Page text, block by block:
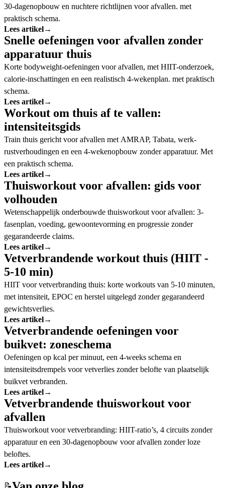
30-dagenopbouw en nuchtere richtlijnen voor afvallen. met
praktisch schema.
Lees artikel→
Snelle oefeningen voor afvallen zonder
apparatuur thuis
Korte bodyweight-oefeningen voor afvallen, met HIIT-onderzoek,
calorie-inschattingen en een realistisch 4-wekenplan. met praktisch
schema.
Lees artikel→
Workout om thuis af te vallen:
intensiteitsgids
Train thuis gericht voor afvallen met AMRAP, Tabata, werk-
rustverhoudingen en een 4-wekenopbouw zonder apparatuur. Met
een praktisch schema.
Lees artikel→
Thuisworkout voor afvallen: gids voor
volhouden
Wetenschappelijk onderbouwde thuisworkout voor afvallen: 3-
fasenplan, voeding, gewoontevorming en progressie zonder
gegarandeerde claims.
Lees artikel→
Vetverbrandende workout thuis (HIIT -
5-10 min)
HIIT voor vetverbranding thuis: korte workouts van 5-10 minuten,
met intensiteit, EPOC en herstel uitgelegd zonder gegarandeerd
gewichtsverlies.
Lees artikel→
Vetverbrandende oefeningen voor
buikvet: zoneschema
Oefeningen op kcal per minuut, een 4-weeks schema en
intensiteitsdrempels voor vetverlies zonder belofte van plaatselijk
buikvet verbranden.
Lees artikel→
Vetverbrandende thuisworkout voor
afvallen
Thuisworkout voor vetverbranding: HIIT-ratio’s, 4 circuits zonder
apparatuur en een 30-dagenopbouw voor afvallen zonder loze
beloftes.
Lees artikel→
📝